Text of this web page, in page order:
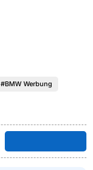
#BMW Werbung